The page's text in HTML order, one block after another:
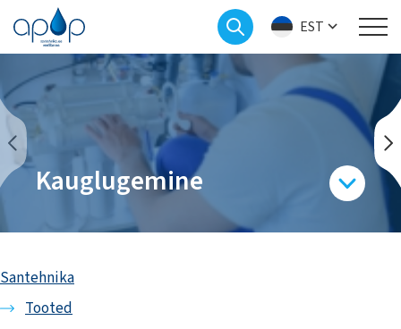
EST
Kauglugemine
Santehnika
Tooted